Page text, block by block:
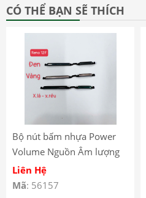
CÓ THỂ BẠN SẼ THÍCH
Bộ nút bấm nhựa Power
Volume Nguồn Âm lượng
Oppo Reno 12F
Liên Hệ
Mã: 56157